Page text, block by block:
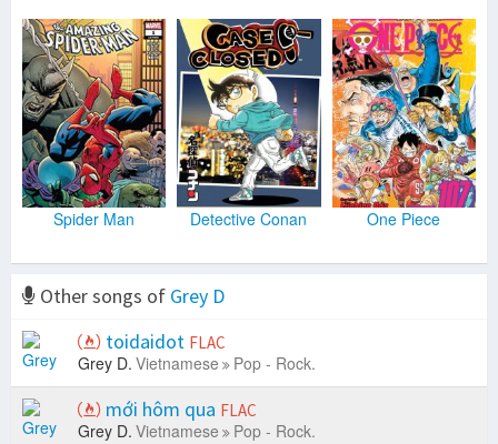
Spider Man Detective Conan One Piece
Other songs of Grey D
toidaidot FLAC
Grey D. Vietnamese Pop - Rock.
mới hôm qua FLAC
Grey D. Vietnamese Pop - Rock.